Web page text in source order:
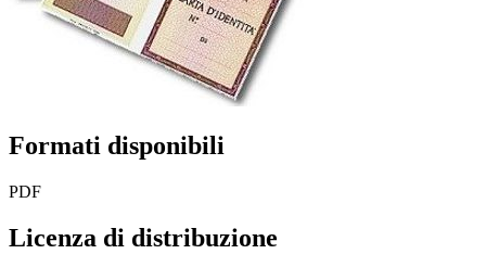
Formati disponibili
PDF
Licenza di distribuzione